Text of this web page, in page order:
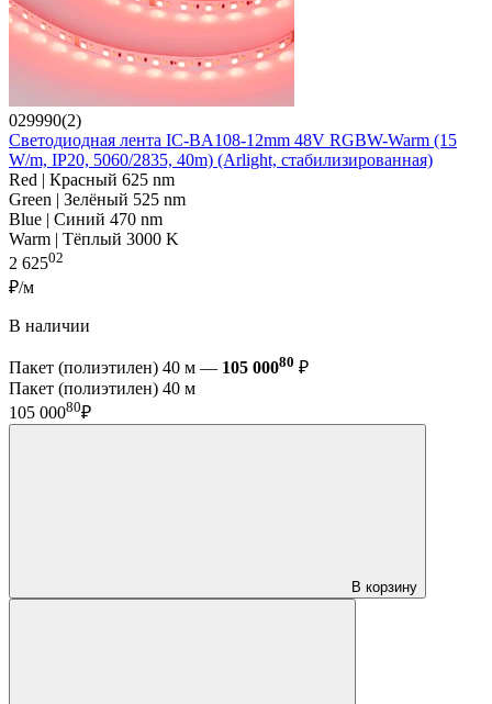
029990(2)
Светодиодная лента IC-BA108-12mm 48V RGBW-Warm (15
W/m, IP20, 5060/2835, 40m) (Arlight, стабилизированная)
Red | Красный 625 nm
Green | Зелёный 525 nm
Blue | Синий 470 nm
Warm | Тёплый 3000 K
2 62502
₽/м
В наличии
Пакет (полиэтилен) 40 м — 105 00080 ₽
Пакет (полиэтилен) 40 м
105 00080₽
В корзину